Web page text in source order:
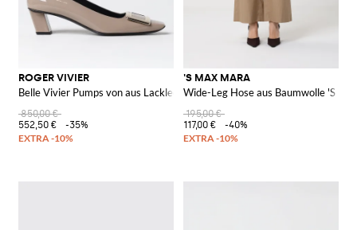
ROGER VIVIER
Belle Vivier Pumps von aus Lackleder
850,00 €
552,50 €
-35%
'S MAX MARA
Wide-Leg Hose aus Baumwolle 'S
195,00 €
117,00 €
-40%